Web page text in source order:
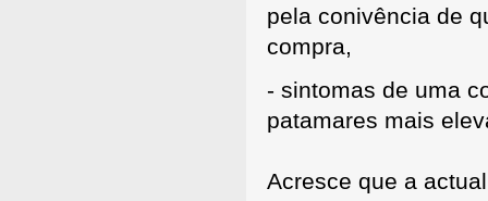
pela conivência de
compra,
- sintomas de uma
patamares mais
Acresce que a